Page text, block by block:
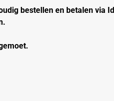
bestellen en betalen via